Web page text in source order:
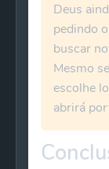
Deus
pedindo
buscar
Mesmo
escolhe
abrirá